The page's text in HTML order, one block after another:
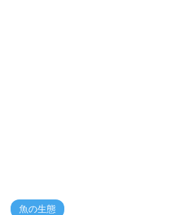
魚の生態